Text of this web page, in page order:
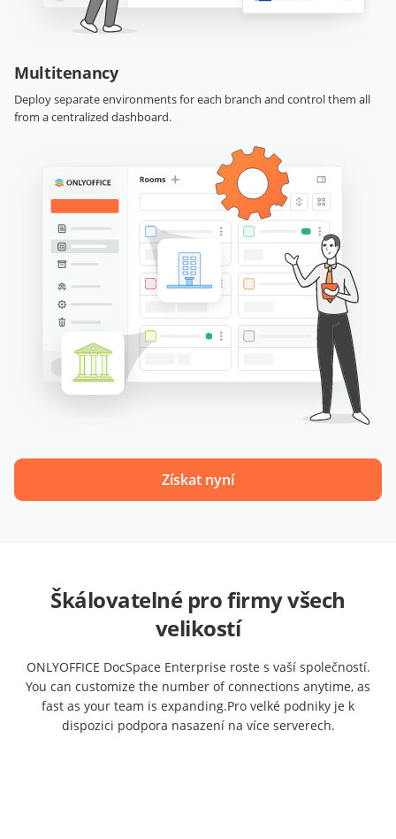
Multitenancy
Deploy separate environments for each branch and control them all
from a centralized dashboard.
Získat nyní
Škálovatelné pro firmy všech
velikostí
ONLYOFFICE DocSpace Enterprise roste s vaší společností.
You can customize the number of connections anytime, as
fast as your team is expanding.Pro velké podniky je k
dispozici podpora nasazení na více serverech.